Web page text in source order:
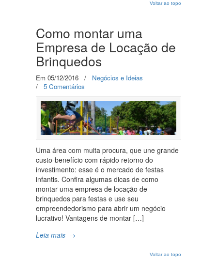
Voltar ao topo
Como montar uma
Empresa de Locação de
Brinquedos
Em 05/12/2016 /
Negócios e Ideias
/ 5 Comentários
Uma área com muita procura, que une grande
custo-benefício com rápido retorno do
investimento: esse é o mercado de festas
infantis. Confira algumas dicas de como
montar uma empresa de locação de
brinquedos para festas e use seu
empreendedorismo para abrir um negócio
lucrativo! Vantagens de montar […]
Leia mais →
Voltar ao topo